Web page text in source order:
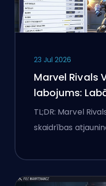
23 Jul 2026
Marvel Rivals
labojums:
konkurences
jūlija 16.
TL;DR: Marvel
skaidrības